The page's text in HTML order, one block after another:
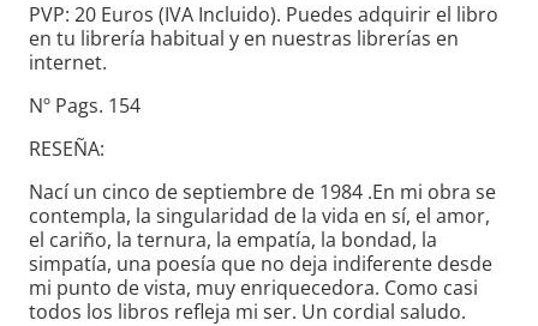
PVP: 20 Euros (IVA Incluido). Puedes adquirir el libro
en tu librería habitual y en nuestras librerías en
internet.
Nº Pags. 154
RESEÑA:
Nací un cinco de septiembre de 1984 .En mi obra se
contempla, la singularidad de la vida en sí, el amor,
el cariño, la ternura, la empatía, la bondad, la
simpatía, una poesía que no deja indiferente desde
mi punto de vista, muy enriquecedora. Como casi
todos los libros refleja mi ser. Un cordial saludo.